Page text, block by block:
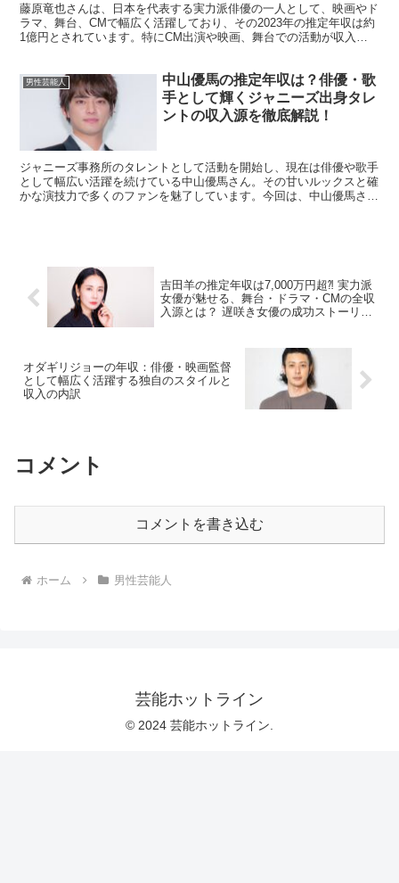
藤原竜也さんは、日本を代表する実力派俳優の一人として、映画やド
ラマ、舞台、CMで幅広く活躍しており、その2023年の推定年収は約
1億円とされています。特にCM出演や映画、舞台での活動が収入の
男性芸能人
中山優馬の推定年収は？俳優・歌
手として輝くジャニーズ出身タレ
ントの収入源を徹底解説！
ジャニーズ事務所のタレントとして活動を開始し、現在は俳優や歌手
として幅広い活躍を続けている中山優馬さん。その甘いルックスと確
かな演技力で多くのファンを魅了しています。今回は、中山優馬さん
吉田羊の推定年収は7,000万円超⁈ 実力派
女優が魅せる、舞台・ドラマ・CMの全収
入源とは？ 遅咲き女優の成功ストーリー
オダギリジョーの年収：俳優・映画監督
として幅広く活躍する独自のスタイルと
収入の内訳
コメント
コメントを書き込む
ホーム 男性芸能人
芸能ホットライン
© 2024 芸能ホットライン.